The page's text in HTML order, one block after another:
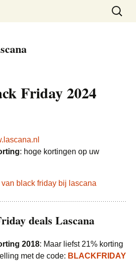
SALE
bij elkaar!
Zoeken
naar:
Friday 2024
: hoge kortingen op uw
deals Lascana
2018: Maar liefst 21% korting
met de code: BLACKFRIDAY